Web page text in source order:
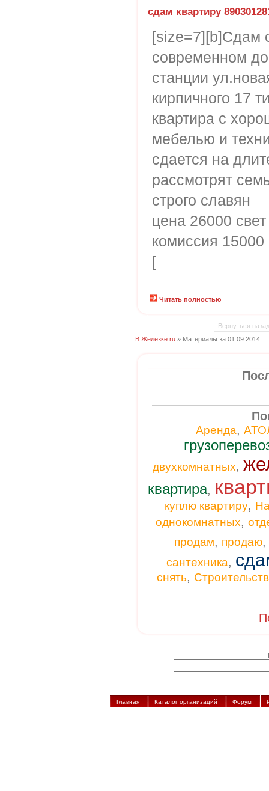
сдам квартиру
[size=7][b]Сдам
современном
станции
кирпичного 17
квартира с
мебелью и
сдается на
рассмотрят
строго славян
цена 26000
комиссия 15000
[
Читать полностью
Вернуться назад
В Железке.ru » Материалы за 01.09.2014
Аренда,
двухкомнатных,
квартира,
куплю квартиру,
однокомнатных,
продам, продаю,
сантехника,
снять,
Главная Каталог организаций Форум